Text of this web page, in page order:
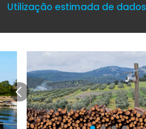
Utilização estimada de dados